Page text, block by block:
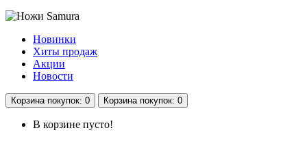
Новинки
Хиты продаж
Акции
Новости
Корзинапокупок: 0 Корзинапокупок: 0
В корзине пусто!